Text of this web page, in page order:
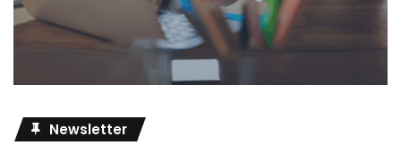
orientación hacia una dirección clara y efectiva del uso de
Próximo webinar: Inteligencia
Para seguir profundizando en estas ideas y ofrecer
Newsletter